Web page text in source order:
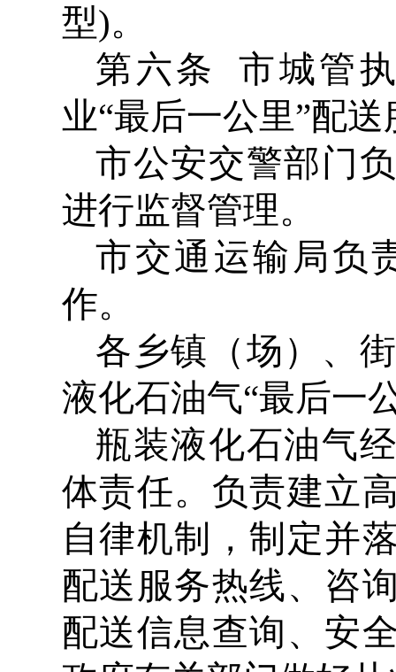
型)。
第六条 市城管
业“最后一公里”配
市公安交警部门
进行监督管理。
市交通运输局负
作。
各乡镇（场）、
液化石油气“最后一
瓶装液化石油气
体责任。负责建立
自律机制，制定并
配送服务热线、咨
配送信息查询、安